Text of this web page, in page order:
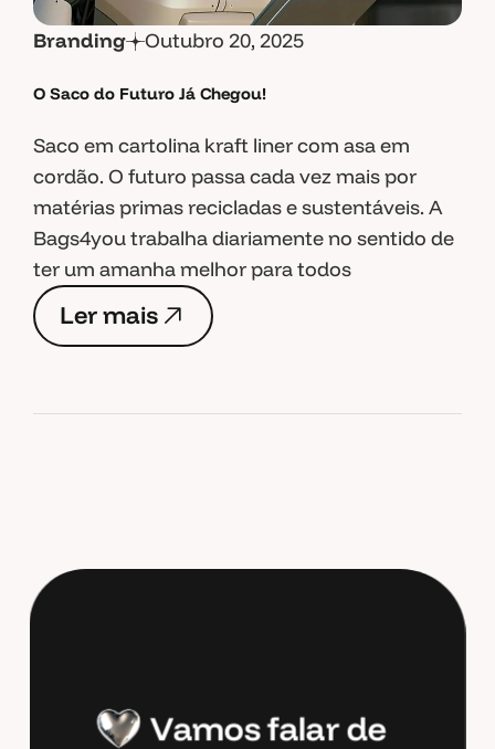
Branding Outubro 20, 2025
O Saco do Futuro Já Chegou!
Saco em cartolina kraft liner com asa em
cordão. O futuro passa cada vez mais por
matérias primas recicladas e sustentáveis. A
Bags4you trabalha diariamente no sentido de
ter um amanha melhor para todos
Lermais
Lermais
Vamosfalarde